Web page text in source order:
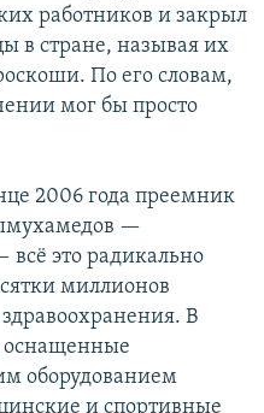
работников и закрыл
в стране, называя их
По его словам,
мог бы просто
2006 года преемник
—
всё это радикально
миллионов
В
оснащенные
оборудованием
и спортивные